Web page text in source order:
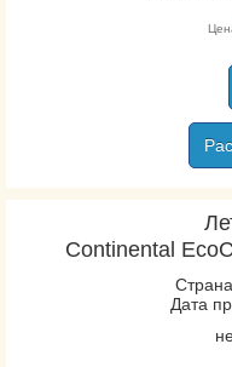
Continental
Дата